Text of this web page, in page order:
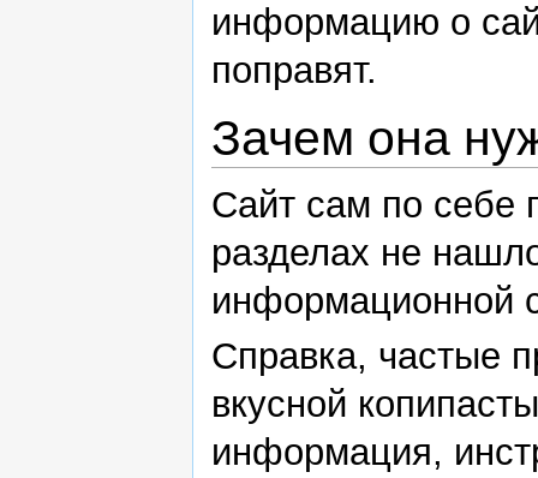
информацию о
поправят.
Зачем она
Сайт сам по себе
разделах не
информационной
Справка, частые
вкусной
информация,